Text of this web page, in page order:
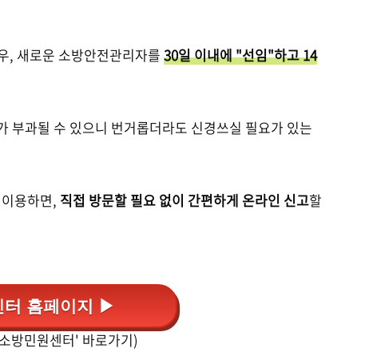
, 새로운 소방안전관리자를30일 이내에 "선임"하고 14
부과될 수 있으니 번거롭더라도 신경쓰실 필요가 있는
용하면, 직접 방문할 필요 없이 간편하게 온라인 신고할
터 홈페이지 ▶
방민원센터' 바로가기)